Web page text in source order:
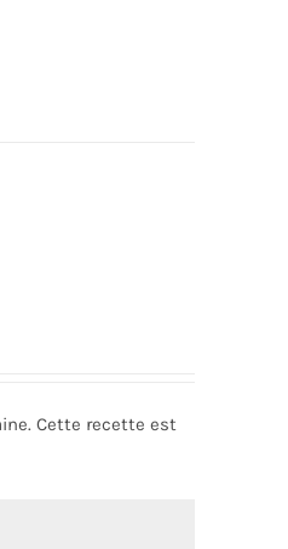
Cette recette est